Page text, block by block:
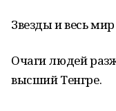
Звезды и весь
Очаги людей
высший Тенгре.